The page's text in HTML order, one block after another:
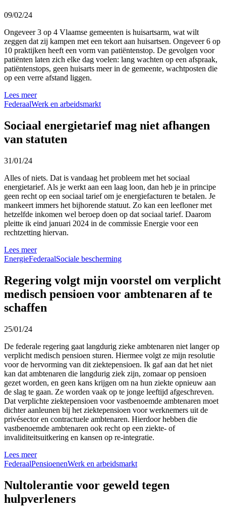
09/02/24
Ongeveer 3 op 4 Vlaamse gemeenten is huisartsarm, wat wilt
zeggen dat zij kampen met een tekort aan huisartsen. Ongeveer 6 op
10 praktijken heeft een vorm van patiëntenstop. De gevolgen voor
patiënten laten zich elke dag voelen: lang wachten op een afspraak,
patiëntenstops, geen huisarts meer in de gemeente, wachtposten die
op een verre afstand liggen.
Lees meer
FederaalWerk en arbeidsmarkt
Sociaal energietarief mag niet afhangen
van statuten
31/01/24
Alles of niets. Dat is vandaag het probleem met het sociaal
energietarief. Als je werkt aan een laag loon, dan heb je in principe
geen recht op een sociaal tarief om je energiefacturen te betalen. Je
mankeert immers het bijhorende statuut. Zo kan een leefloner met
hetzelfde inkomen wel beroep doen op dat sociaal tarief. Daarom
pleitte ik eind januari 2024 in de commissie Energie voor een
rechtzetting hiervan.
Lees meer
EnergieFederaalSociale bescherming
Regering volgt mijn voorstel om verplicht
medisch pensioen voor ambtenaren af te
schaffen
25/01/24
De federale regering gaat langdurig zieke ambtenaren niet langer op
verplicht medisch pensioen sturen. Hiermee volgt ze mijn resolutie
voor de hervorming van dit ziektepensioen. Ik gaf aan dat het niet
kan dat ambtenaren die langdurig ziek zijn, zomaar op pensioen
gezet worden, en geen kans krijgen om na hun ziekte opnieuw aan
de slag te gaan. Ze worden vaak op te jonge leeftijd afgeschreven.
Dat verplichte ziektepensioen voor vastbenoemde ambtenaren moet
dichter aanleunen bij het ziektepensioen voor werknemers uit de
privésector en contractuele ambtenaren. Hierdoor hebben die
vastbenoemde ambtenaren ook recht op een ziekte- of
invaliditeitsuitkering en kansen op re-integratie.
Lees meer
FederaalPensioenenWerk en arbeidsmarkt
Nultolerantie voor geweld tegen
hulpverleners